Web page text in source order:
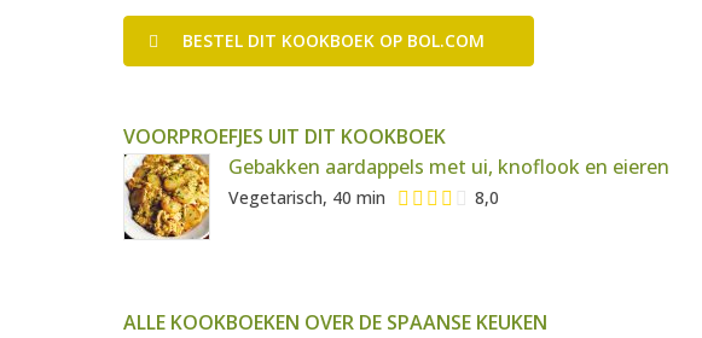
BESTEL DIT KOOKBOEK OP BOL.COM
VOORPROEFJES UIT DIT KOOKBOEK
Gebakken aardappels met ui, knoflook en eieren
Vegetarisch, 40 min 8,0
ALLE KOOKBOEKEN OVER DE SPAANSE KEUKEN